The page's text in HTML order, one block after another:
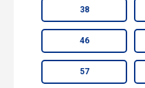
38
46
57